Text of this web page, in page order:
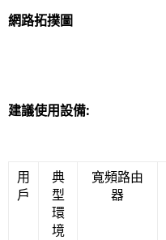
網路拓撲圖
建議使用設備:
用
戶
典
型
環
境
寬頻路由
器